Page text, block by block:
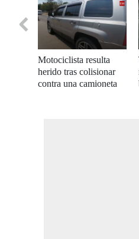
seconds
Motociclista resulta
herido tras colisionar
contra una camioneta